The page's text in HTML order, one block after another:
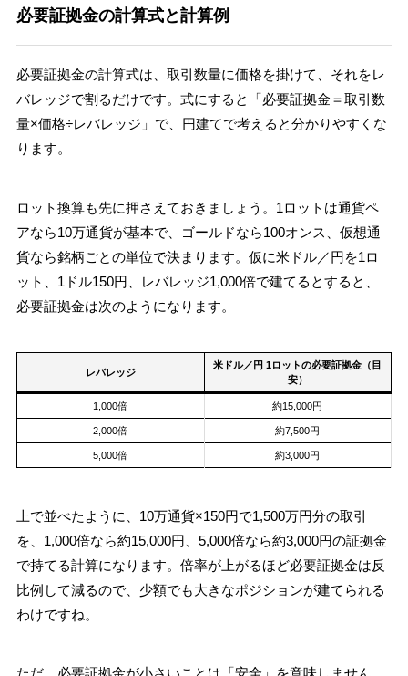
必要証拠金の計算式と計算例
必要証拠金の計算式は、取引数量に価格を掛けて、それをレ
バレッジで割るだけです。式にすると「必要証拠金＝取引数
量×価格÷レバレッジ」で、円建てで考えると分かりやすくな
ります。
ロット換算も先に押さえておきましょう。1ロットは通貨ペ
アなら10万通貨が基本で、ゴールドなら100オンス、仮想通
貨なら銘柄ごとの単位で決まります。仮に米ドル／円を1ロ
ット、1ドル150円、レバレッジ1,000倍で建てるとすると、
必要証拠金は次のようになります。
レバレッジ
米ドル／円 1ロットの必要証拠金（目
安）
1,000倍 約15,000円
2,000倍 約7,500円
5,000倍 約3,000円
上で並べたように、10万通貨×150円で1,500万円分の取引
を、1,000倍なら約15,000円、5,000倍なら約3,000円の証拠金
で持てる計算になります。倍率が上がるほど必要証拠金は反
比例して減るので、少額でも大きなポジションが建てられる
わけですね。
ただ、必要証拠金が小さいことは「安全」を意味しません。